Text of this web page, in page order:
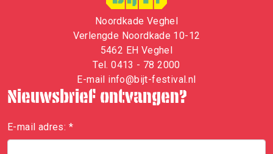
Noordkade Veghel
Verlengde Noordkade 10-12
5462 EH Veghel
Tel.0413 - 78 2000
E-mail info@bijt-festival.nl
Nieuwsbrief ontvangen?
E-mail adres: *